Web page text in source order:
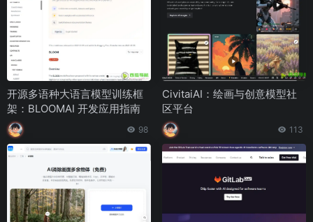
开源多语种大语言模型训练框
架：BLOOMAI 开发应用指南
98
CivitaiAI：绘画与创意模型社
区平台
113